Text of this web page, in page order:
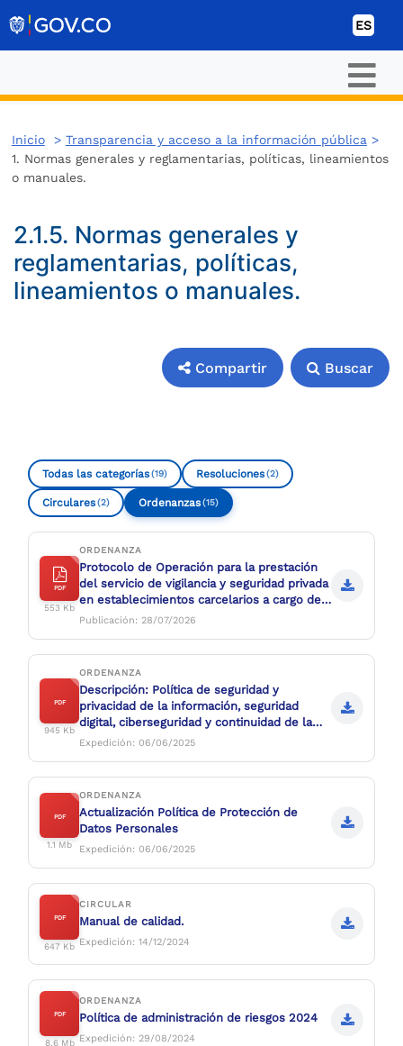
ES
Inicio> Transparencia y acceso a la información pública >
1. Normas generales y reglamentarias, políticas, lineamientos
o manuales.
2.1.5. Normas generales y
reglamentarias, políticas,
lineamientos o manuales.
Compartir Buscar
Todas las categorías(19) Resoluciones(2)
Circulares(2) Ordenanzas(15)
PDF
553 Kb
ORDENANZA
Protocolo de Operación para la prestación
del servicio de vigilancia y seguridad privada
en establecimientos carcelarios a cargo de
entes territoriales.
Publicación: 28/07/2026
PDF
945 Kb
ORDENANZA
Descripción: Política de seguridad y
privacidad de la información, seguridad
digital, ciberseguridad y continuidad de la
operación
Expedición: 06/06/2025
PDF
1.1 Mb
ORDENANZA
Actualización Política de Protección de
Datos Personales
Expedición: 06/06/2025
PDF
647 Kb
CIRCULAR
Manual de calidad.
Expedición: 14/12/2024
PDF
8.6 Mb
ORDENANZA
Política de administración de riesgos 2024
Expedición: 29/08/2024